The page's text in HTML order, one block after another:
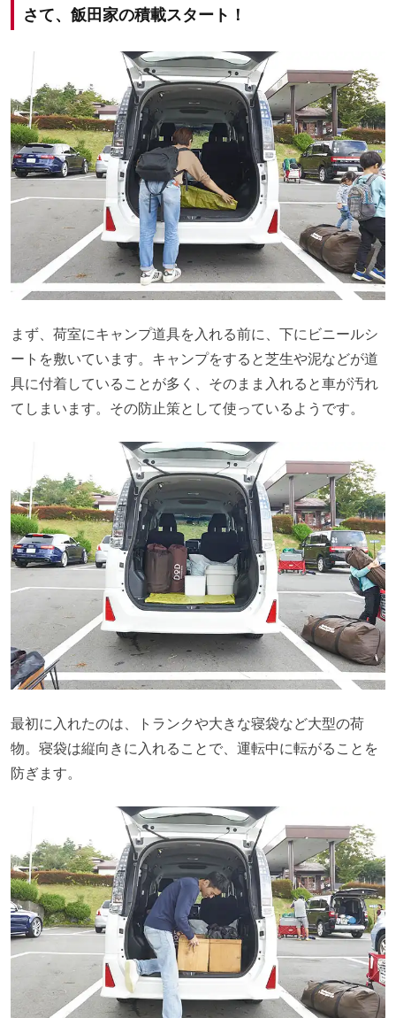
さて、飯田家の積載スタート！
まず、荷室にキャンプ道具を入れる前に、下にビニールシ
ートを敷いています。キャンプをすると芝生や泥などが道
具に付着していることが多く、そのまま入れると車が汚れ
てしまいます。その防止策として使っているようです。
最初に入れたのは、トランクや大きな寝袋など大型の荷
物。寝袋は縦向きに入れることで、運転中に転がることを
防ぎます。